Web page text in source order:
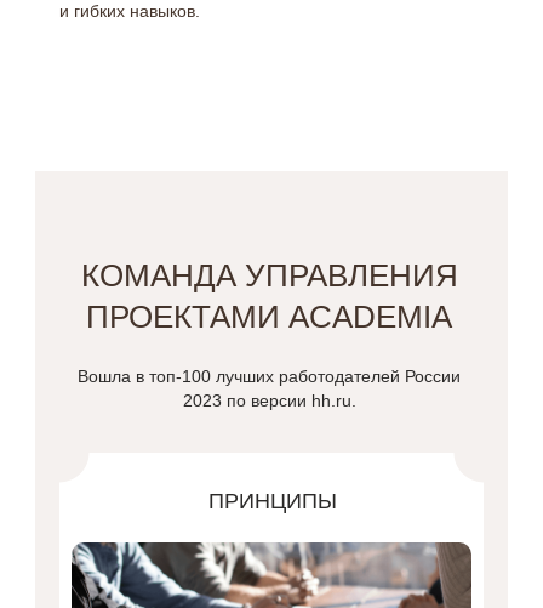
и гибких навыков.
КОМАНДА УПРАВЛЕНИЯ
ПРОЕКТАМИ ACADEMIA
Вошла в топ-100 лучших работодателей России
2023 по версии hh.ru.
ПРИНЦИПЫ